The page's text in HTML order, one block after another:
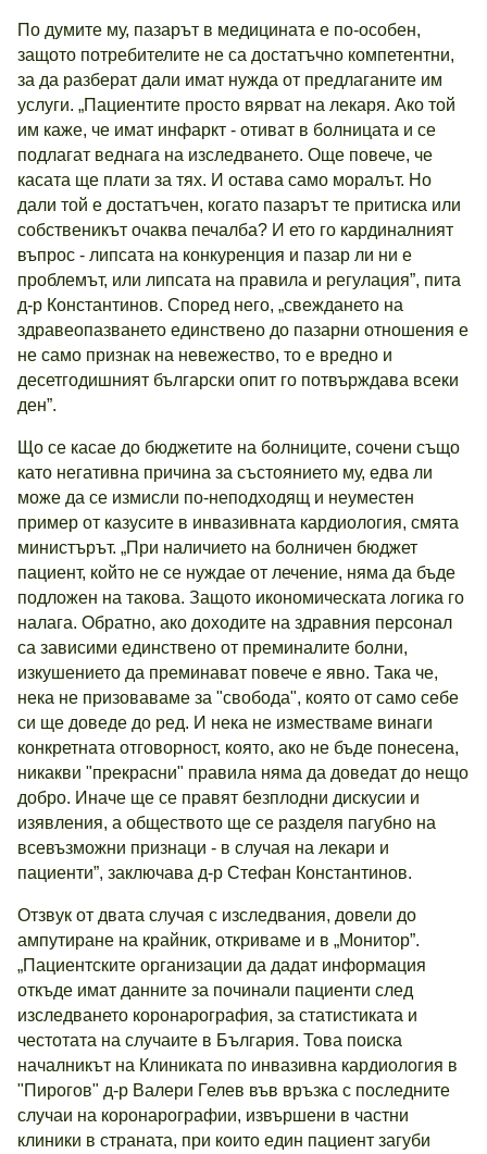
По думите му, пазарът в медицината е по-особен,
защото потребителите не са достатъчно компетентни,
за да разберат дали имат нужда от предлаганите им
услуги. „Пациентите просто вярват на лекаря. Ако той
им каже, че имат инфаркт - отиват в болницата и се
подлагат веднага на изследването. Още повече, че
касата ще плати за тях. И остава само моралът. Но
дали той е достатъчен, когато пазарът те притиска или
собственикът очаква печалба? И ето го кардиналният
въпрос - липсата на конкуренция и пазар ли ни е
проблемът, или липсата на правила и регулация”, пита
д-р Константинов. Според него, „свеждането на
здравеопазването единствено до пазарни отношения е
не само признак на невежество, то е вредно и
десетгодишният български опит го потвърждава всеки
ден”.
Що се касае до бюджетите на болниците, сочени също
като негативна причина за състоянието му, едва ли
може да се измисли по-неподходящ и неуместен
пример от казусите в инвазивната кардиология, смята
министърът. „При наличието на болничен бюджет
пациент, който не се нуждае от лечение, няма да бъде
подложен на такова. Защото икономическата логика го
налага. Обратно, ако доходите на здравния персонал
са зависими единствено от преминалите болни,
изкушението да преминават повече е явно. Така че,
нека не призоваваме за "свобода", която от само себе
си ще доведе до ред. И нека не изместваме винаги
конкретната отговорност, която, ако не бъде понесена,
никакви "прекрасни" правила няма да доведат до нещо
добро. Иначе ще се правят безплодни дискусии и
изявления, а обществото ще се разделя пагубно на
всевъзможни признаци - в случая на лекари и
пациенти”, заключава д-р Стефан Константинов.
Отзвук от двата случая с изследвания, довели до
ампутиране на крайник, откриваме и в „Монитор”.
„Пациентските организации да дадат информация
откъде имат данните за починали пациенти след
изследването коронарография, за статистиката и
честотата на случаите в България. Това поиска
началникът на Клиниката по инвазивна кардиология в
"Пирогов" д-р Валери Гелев във връзка с последните
случаи на коронарографии, извършени в частни
клиники в страната, при които един пациент загуби